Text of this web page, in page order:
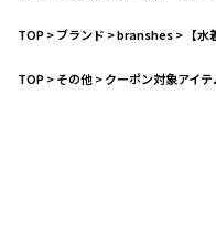
TOP>ブランド >branshes> 【
TOP>その他>クーポン対象アイテ